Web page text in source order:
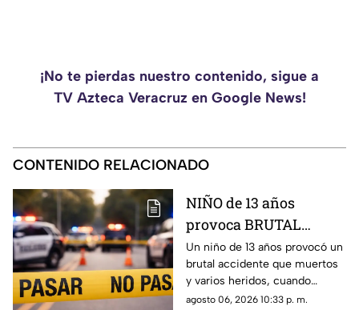
¡No te pierdas nuestro contenido, sigue a
TV Azteca Veracruz en Google News!
CONTENIDO RELACIONADO
NIÑO de 13 años
provoca BRUTAL
ACCIDENTE al conducir
auto robado; hay
muertos y heridos
Un niño de 13 años provocó un
brutal accidente que muertos
y varios heridos, cuando
manejaba un auto robado.
agosto 06, 2026 10:33 p. m.